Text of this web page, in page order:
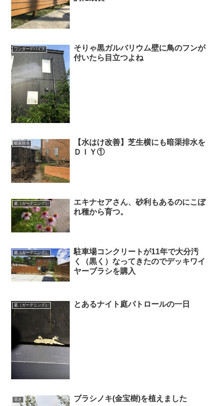
ワンダーデバイス
そりゃ黒ガルバリウム壁に鳥のフンが
付いたら目立つよね
暗渠排水
【水はけ改善】芝生横にも暗渠排水を
ＤＩＹ①
庭（ガーデニング）
エキナセアさん、砂利もあるのにこぼ
れ種から育つ。
庭（ガーデニング）
駐車場コンクリートが11年で大分汚
く（黒く）なってきたのでデッキワイ
ヤーブラシを購入
庭（ガーデニング） とあるナイト庭パトロールの一日
花き ブラシノキ(金宝樹)を植えました